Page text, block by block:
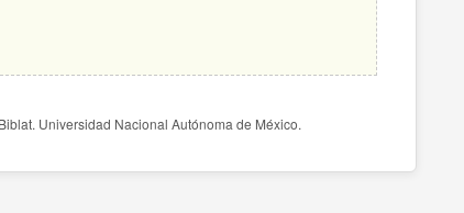
Universidad Nacional Autónoma de México.